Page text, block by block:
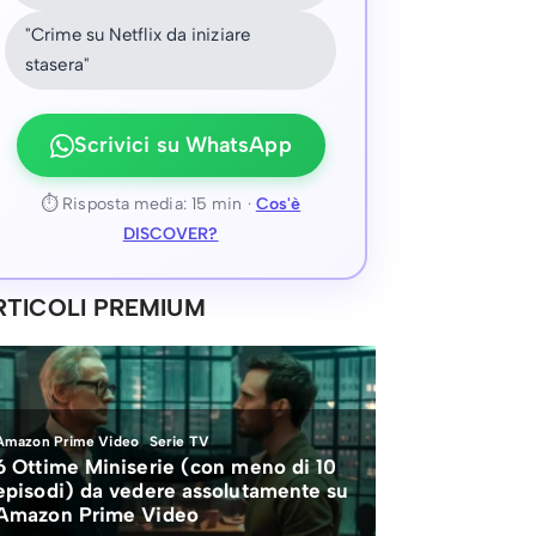
"Crime su Netflix da iniziare
stasera"
Scrivici su WhatsApp
⏱ Risposta media: 15 min · Cos'è
DISCOVER?
PREMIUM